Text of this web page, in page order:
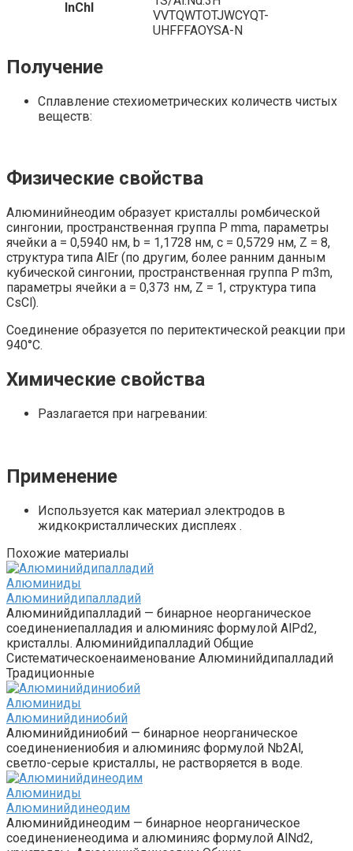
InChI
VVTQWTOTJWCYQT-
UHFFFAOYSA-N
Получение
Сплавление стехиометрических количеств чистых
веществ:
Физические свойства
Алюминийнеодим образует кристаллы ромбической
сингонии, пространственная группа P mma, параметры
ячейки a = 0,5940 нм, b = 1,1728 нм, c = 0,5729 нм, Z = 8,
структура типа AlEr (по другим, более ранним данным
кубической сингонии, пространственная группа P m3m,
параметры ячейки a = 0,373 нм, Z = 1, структура типа
CsCl).
Соединение образуется по перитектической реакции при
940°С.
Химические свойства
Разлагается при нагревании:
Применение
Используется как материал электродов в
жидкокристаллических дисплеях .
Похожие материалы
Алюминиды‎
Алюминийдипалладий
Алюминийдипалладий — бинарное неорганическое
соединениепалладия и алюминияс формулой AlPd2,
кристаллы. Алюминийдипалладий Общие
Систематическоенаименование Алюминийдипалладий
Традиционные
Алюминиды‎
Алюминийдиниобий
Алюминийдиниобий — бинарное неорганическое
соединениениобия и алюминияс формулой Nb2Al,
светло-серые кристаллы, не растворяется в воде.
Алюминиды‎
Алюминийдинеодим
Алюминийдинеодим — бинарное неорганическое
соединениенеодима и алюминияс формулой AlNd2,